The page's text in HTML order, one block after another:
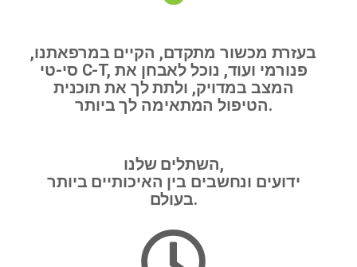
בעזרת מכשור מתקדם, הקיים במרפאתנו,
סי-טי C-T, פנורמי ועוד, נוכל לאבחן את
המצב במדויק, ולתת לך את תוכנית
הטיפול המתאימה לך ביותר.
השתלים שלנו,
ידועים ונחשבים בין האיכותיים ביותר
בעולם.